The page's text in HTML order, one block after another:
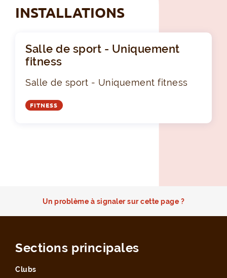
INSTALLATIONS
Salle de sport - Uniquement
fitness
Salle de sport - Uniquement fitness
FITNESS
Un problème à signaler sur cette page ?
Sections principales
Clubs